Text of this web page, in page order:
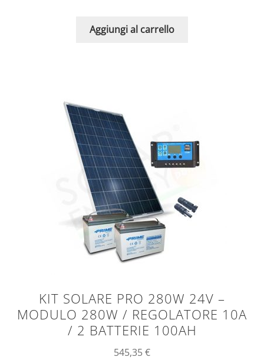
Aggiungi al carrello
KIT SOLARE PRO 280W 24V –
MODULO 280W / REGOLATORE 10A
/ 2 BATTERIE 100AH
545,35€